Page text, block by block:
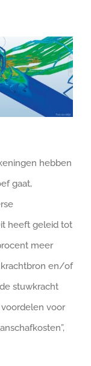
hebben
gaat,
heeft geleid tot
meer
en/of
stuwkracht
voor